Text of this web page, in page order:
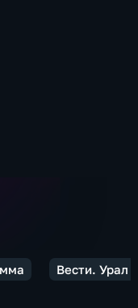
Вести. Урал